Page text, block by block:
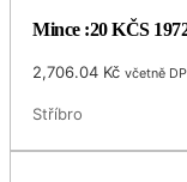
Mince :20 KČS
2,706.04 Kč včetně
Stříbro